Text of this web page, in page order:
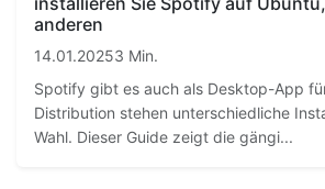
anderen
14.01.20253 Min.
Spotify gibt es auch als Desktop-App
Distribution stehen unterschiedliche
Wahl. Dieser Guide zeigt die gängi...